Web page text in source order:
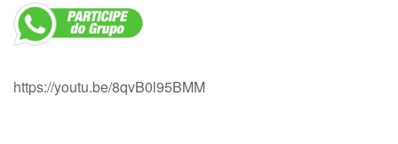
https://youtu.be/8qvB0l95BMM